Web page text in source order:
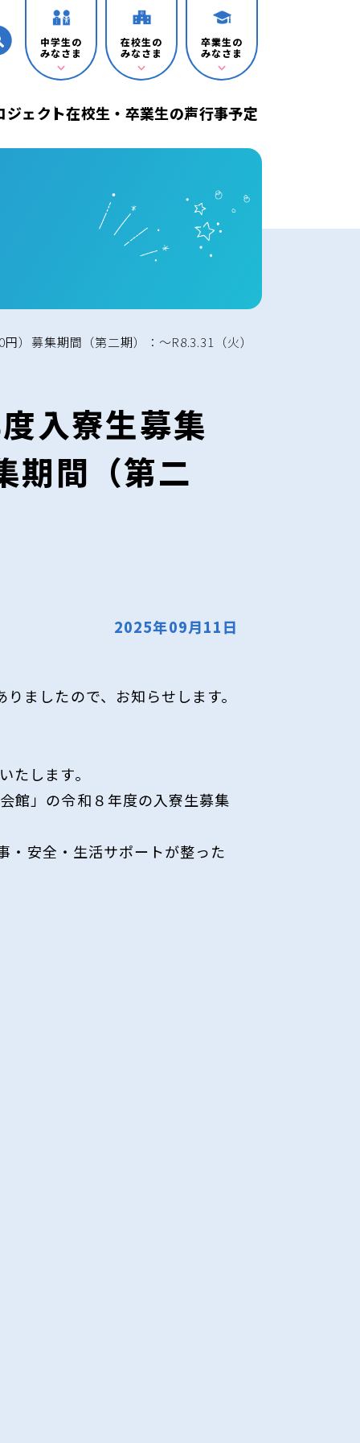
中学生の
みなさま
在校生の
みなさま
卒業生の
みなさま
ェクト在校生・卒業生の声行事予定
）募集期間（第二期）：～R8.3.31（火）
入寮生募集
期間（第二
2025年09月11日
ましたので、お知らせします。
します。
館」の令和８年度の入寮生募集
・安全・生活サポートが整った